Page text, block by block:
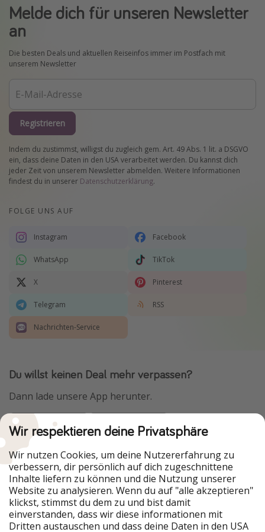
Melde dich für unseren Newsletter
an
Die besten Deals und aktuellen Reiseinfos immer im Postfach mit
unserem Newsletter
Registrieren
Indem du zustimmst, willigst du zugleich gem. Art. 49 Abs. 1 lit. a DSGVO
ein, dass deine Daten in den USA verarbeitet werden. Du kannst dich
jeder Zeit von unserem Newsletter abmelden. Weitere Informationen
findest du in unserer Datenschutzerklärung.
FOLGE UNS AUF
Instagram Facebook
WhatsApp TikTok
X Pinterest
Telegram RSS
Nachrichten-Service
Du willst keinen Deal mehr verpassen?
Dann lade unsere App herunter.
Urlaubspiraten ist Teil der HolidayPirates Group
Unsere Märkte
PiratinViaggio
HolidayPirates
VakantiePiraten
WakacyjniPiraci
VoyagesPirates
Ferienpiraten
Urlaubspiraten
ViajerosPiratas
Wir respektieren deine Privatsphäre
Wir nutzen Cookies, um deine Nutzererfahrung zu
verbessern, dir persönlich auf dich zugeschnittene
Inhalte liefern zu können und die Nutzung unserer
Website zu analysieren. Wenn du auf "alle akzeptieren"
klickst, stimmst du dem zu und bist damit
einverstanden, dass wir diese informationen mit
Dritten austauschen und dass deine Daten in den USA